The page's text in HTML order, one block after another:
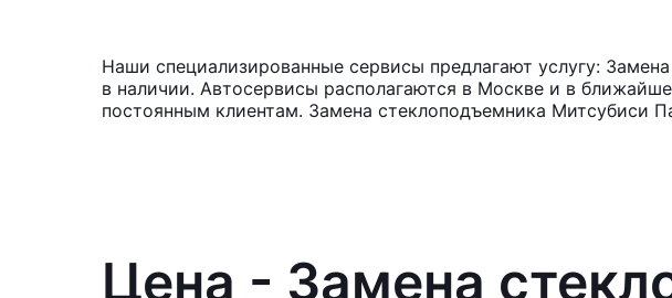
Наши специализированные сервисы предлагают услугу:
в наличии. Автосервисы располагаются в Москве и в
постоянным клиентам. Замена стеклоподъемника Митсубиси
Цена - Замена